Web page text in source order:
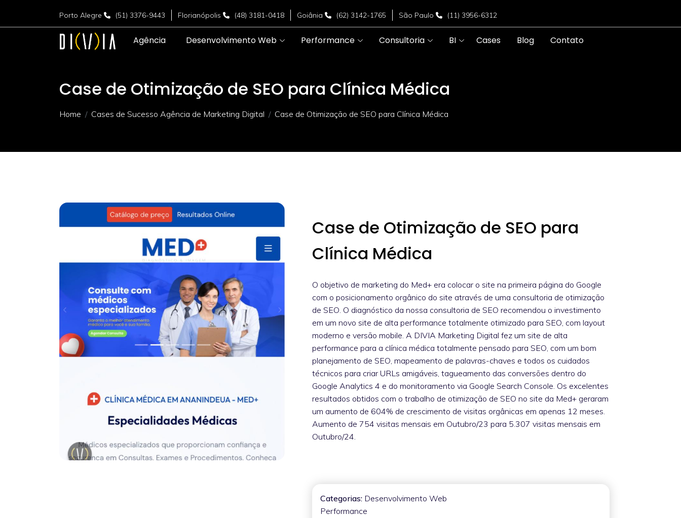
Porto Alegre (51) 3376-9443 Florianópolis (48) 3181-0418 Goiânia (62) 3142-1765 São Paulo (11) 3956-6312
Agência Desenvolvimento Web Performance Consultoria BI Cases Blog Contato
Case de Otimização de SEO para Clínica Médica
Home Cases de Sucesso Agência de Marketing Digital Case de Otimização de SEO para Clínica Médica
Case de Otimização de SEO para
Clínica Médica
O objetivo de marketing do Med+ era colocar o site na primeira página do Google
com o posicionamento orgânico do site através de uma consultoria de otimização
de SEO. O diagnóstico da nossa consultoria de SEO recomendou o investimento
em um novo site de alta performance totalmente otimizado para SEO, com layout
moderno e versão mobile. A DIVIA Marketing Digital fez um site de alta
performance para a clínica médica totalmente pensado para SEO, com um bom
planejamento de SEO, mapeamento de palavras-chaves e todos os cuidados
técnicos para criar URLs amigáveis, tagueamento das conversões dentro do
Google Analytics 4 e do monitoramento via Google Search Console. Os excelentes
resultados obtidos com o trabalho de otimização de SEO no site da Med+ geraram
um aumento de 604% de crescimento de visitas orgânicas em apenas 12 meses.
Aumento de 754 visitas mensais em Outubro/23 para 5.307 visitas mensais em
Outubro/24.
Categorias: Desenvolvimento Web
Performance